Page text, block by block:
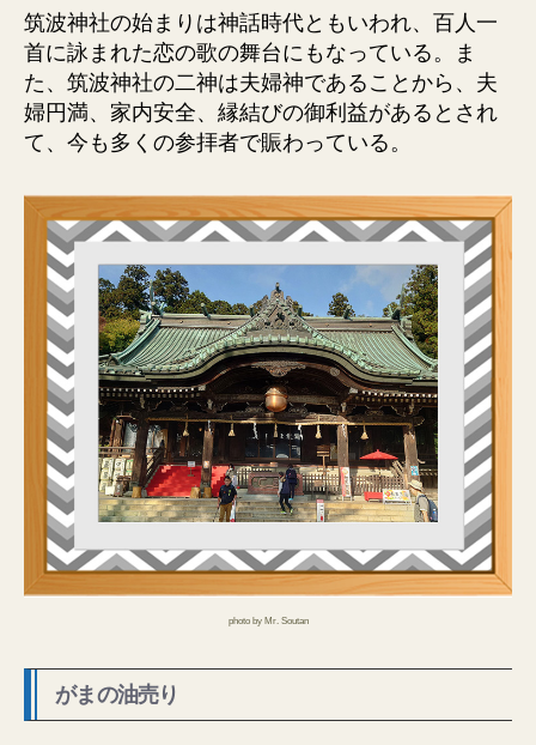
筑波神社の始まりは神話時代ともいわれ、百人一
首に詠まれた恋の歌の舞台にもなっている。ま
た、筑波神社の二神は夫婦神であることから、夫
婦円満、家内安全、縁結びの御利益があるとされ
て、今も多くの参拝者で賑わっている。
photo by Mr. Soutan
がまの油売り